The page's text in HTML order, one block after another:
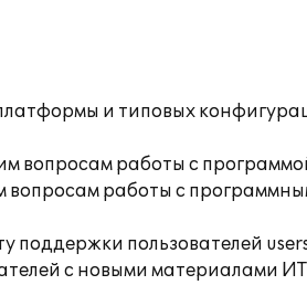
и типовых
вопросам работы с
вопросам работы с
пользователей
с новыми материалами